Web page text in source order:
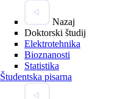
Nazaj
Doktorski študij
Elektrotehnika
Bioznanosti
Statistika
Študentska pisarna